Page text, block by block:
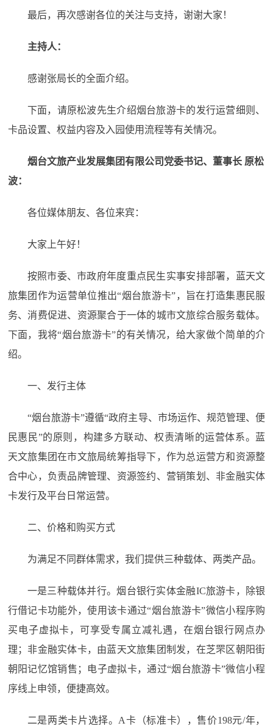
最后，再次感谢各位的关注与支持，谢谢大家！
主持人：
感谢张局长的全面介绍。
下面，请原松波先生介绍烟台旅游卡的发行运营细则、
卡品设置、权益内容及入园使用流程等有关情况。
烟台文旅产业发展集团有限公司党委书记、董事长 原松
波：
各位媒体朋友、各位来宾：
大家上午好！
按照市委、市政府年度重点民生实事安排部署，蓝天文
旅集团作为运营单位推出“烟台旅游卡”，旨在打造集惠民服
务、消费促进、资源聚合于一体的城市文旅综合服务载体。
下面，我将“烟台旅游卡”的有关情况，给大家做个简单的介
绍。
一、发行主体
“烟台旅游卡”遵循“政府主导、市场运作、规范管理、便
民惠民”的原则，构建多方联动、权责清晰的运营体系。蓝
天文旅集团在市文旅局统筹指导下，作为总运营方和资源整
合中心，负责品牌管理、资源签约、营销策划、非金融实体
卡发行及平台日常运营。
二、价格和购买方式
为满足不同群体需求，我们提供三种载体、两类产品。
一是三种载体并行。烟台银行实体金融IC旅游卡，除银
行借记卡功能外，使用该卡通过“烟台旅游卡”微信小程序购
买电子虚拟卡，可享受专属立减礼遇，在烟台银行网点办
理；非金融实体卡，由蓝天文旅集团制发，在芝罘区朝阳街
朝阳记忆馆销售；电子虚拟卡，通过“烟台旅游卡”微信小程
序线上申领，便捷高效。
二是两类卡片选择。A卡（标准卡），售价198元/年，